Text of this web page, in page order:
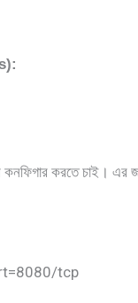
করতে চাই। এর
tcp